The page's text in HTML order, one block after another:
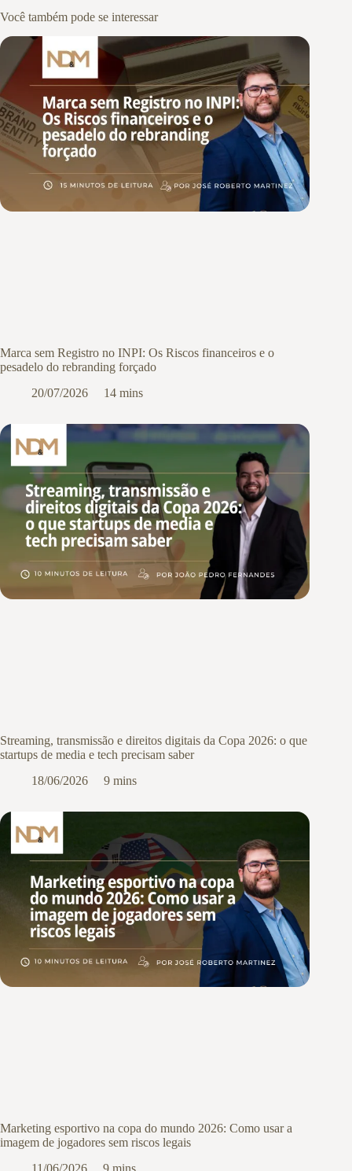
Você também pode se interessar
Marca sem Registro no INPI: Os Riscos financeiros e o
pesadelo do rebranding forçado
20/07/2026
14 mins
Streaming, transmissão e direitos digitais da Copa 2026: o que
startups de media e tech precisam saber
18/06/2026
9 mins
Marketing esportivo na copa do mundo 2026: Como usar a
imagem de jogadores sem riscos legais
11/06/2026
9 mins